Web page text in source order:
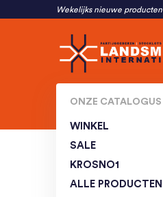
Wekelijks nieuwe producten
ONZE CATALOGUS
WINKEL
SALE
KROSNO1
ALLE PRODUCTEN